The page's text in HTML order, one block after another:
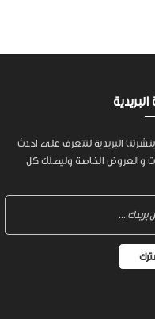
البريدية
البريدية لتتعرف على احدث
والعروض الخاصة وليصلك كل